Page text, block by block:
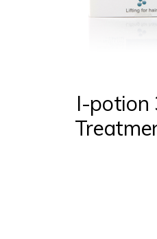
I-potion